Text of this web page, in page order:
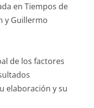
en Tiempos de
y Guillermo
de los factores
elaboración y su